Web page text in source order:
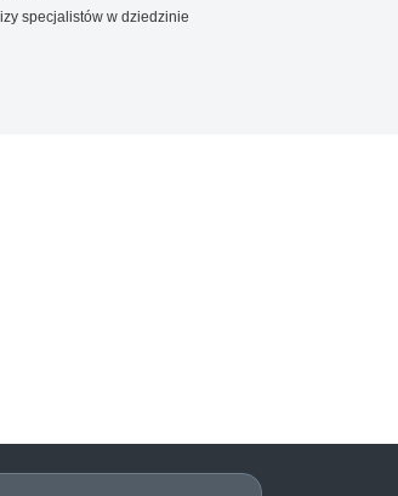
specjalistów w dziedzinie